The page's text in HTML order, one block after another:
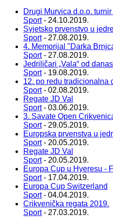
Drugi Murvica d.o.o.
Sport- 24.10.2019.
Svjetsko prvenstvo u
Sport- 27.08.2019.
4. Memorijal "Darka
Sport- 27.08.2019.
Jedriličari „Vala“ od
Sport- 19.08.2019.
12. po redu
Sport- 02.08.2019.
Regate JD Val
Sport- 03.06.2019.
3. Savate Open
Sport- 29.05.2019.
Europska prvenstva u
Sport- 20.05.2019.
Regate JD Val
Sport- 20.05.2019.
Europa Cup u Hyeresu -
Sport- 17.04.2019.
Europa Cup Switzerland
Sport- 04.04.2019.
Crikvenička regata 2019.
Sport- 27.03.2019.